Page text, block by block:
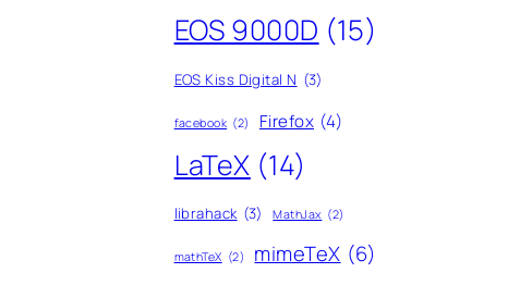
EOS 9000D (15)
EOS Kiss Digital N (3)
facebook (2) Firefox (4)
LaTeX (14)
librahack (3) MathJax (2)
mathTeX (2) mimeTeX (6)